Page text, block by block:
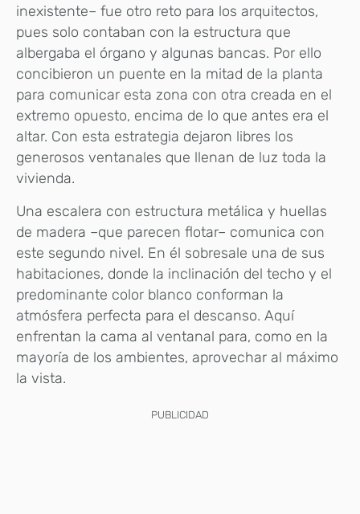
inexistente– fue otro reto para los arquitectos,
pues solo contaban con la estructura que
albergaba el órgano y algunas bancas. Por ello
concibieron un puente en la mitad de la planta
para comunicar esta zona con otra creada en el
extremo opuesto, encima de lo que antes era el
altar. Con esta estrategia dejaron libres los
generosos ventanales que llenan de luz toda la
vivienda.
Una escalera con estructura metálica y huellas
de madera –que parecen flotar– comunica con
este segundo nivel. En él sobresale una de sus
habitaciones, donde la inclinación del techo y el
predominante color blanco conforman la
atmósfera perfecta para el descanso. Aquí
enfrentan la cama al ventanal para, como en la
mayoría de los ambientes, aprovechar al máximo
la vista.
PUBLICIDAD